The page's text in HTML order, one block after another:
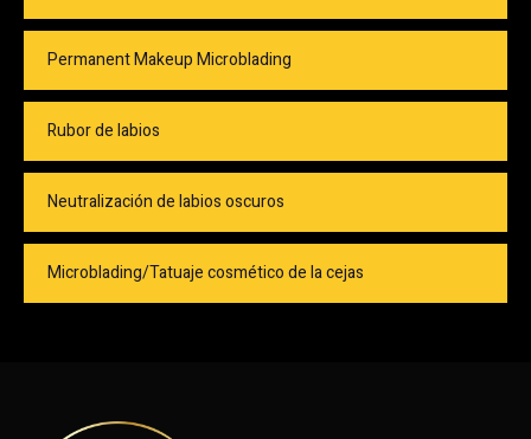
Permanent Makeup Microblading
Rubor de labios
Neutralización de labios oscuros
Microblading/Tatuaje cosmético de la cejas